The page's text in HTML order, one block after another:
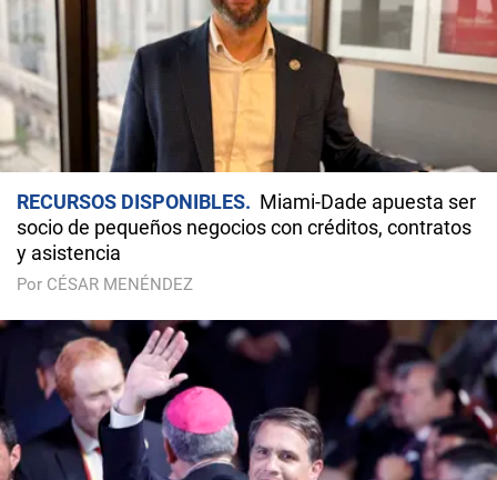
RECURSOS DISPONIBLES
Miami-Dade apuesta ser
socio de pequeños negocios con créditos, contratos
y asistencia
Por CÉSAR MENÉNDEZ